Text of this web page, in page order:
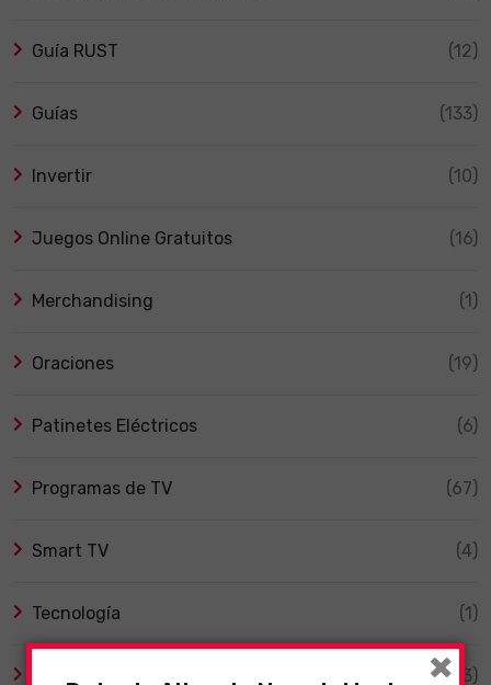
Guía RUST (12)
Guías (133)
Invertir (10)
Juegos Online Gratuitos (16)
Merchandising (1)
Oraciones (19)
Patinetes Eléctricos (6)
Programas de TV (67)
Smart TV (4)
Tecnología (1)
(3)
×